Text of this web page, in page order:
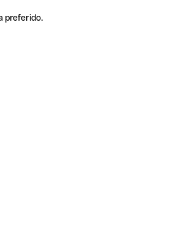
preferido.